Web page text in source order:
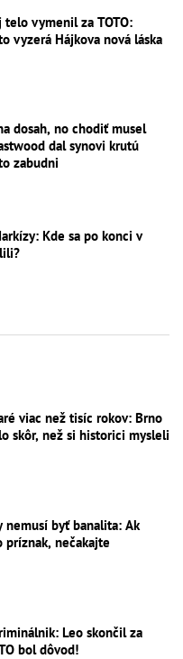
vymenil za TOTO:
vyzerá Hájkova nová láska
dosah, no chodiť musel
dal synovi krutú
zabudni
Kde sa po konci v
viac než tisíc rokov: Brno
skôr, než si historici mysleli
nemusí byť banalita: Ak
príznak, nečakajte
Leo skončil za
bol dôvod!